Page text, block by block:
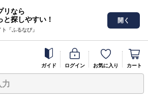
リなら
と探しやすい！
「ふるなび」
開く
ガイド ログイン お気に入り カート